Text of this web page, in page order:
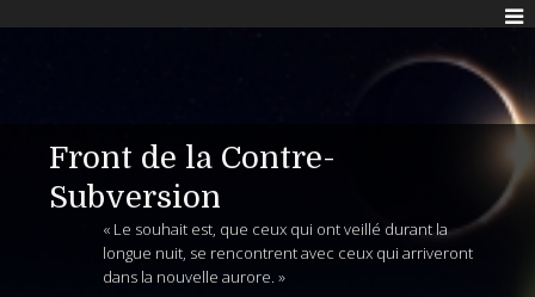
Front de la Contre-
Subversion
« Le souhait est, que ceux qui ont veillé durant la
longue nuit, se rencontrent avec ceux qui arriveront
dans la nouvelle aurore. »